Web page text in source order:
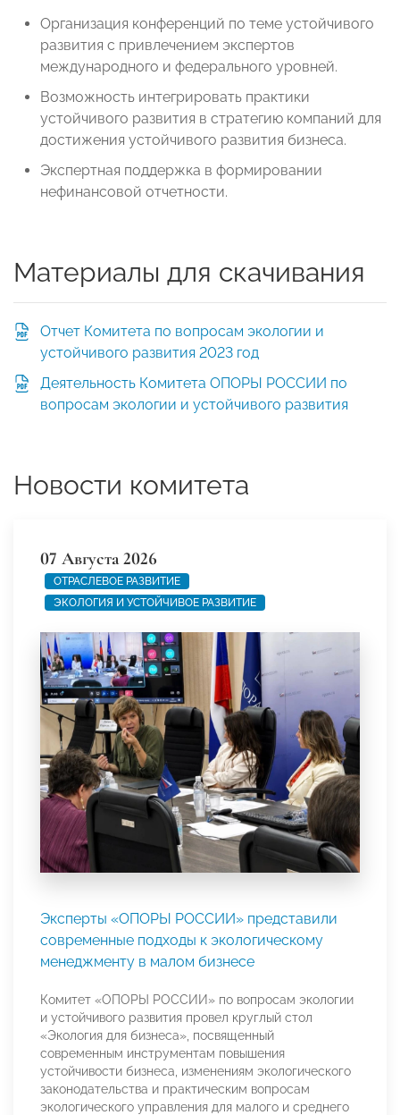
Организация конференций по теме устойчивого
развития с привлечением экспертов
международного и федерального уровней.
Возможность интегрировать практики
устойчивого развития в стратегию компаний для
достижения устойчивого развития бизнеса.
Экспертная поддержка в формировании
нефинансовой отчетности.
Материалы для скачивания
Отчет Комитета по вопросам экологии и
устойчивого развития 2023 год
Деятельность Комитета ОПОРЫ РОССИИ по
вопросам экологии и устойчивого развития
Новости комитета
07 Августа 2026
ОТРАСЛЕВОЕ РАЗВИТИЕ
ЭКОЛОГИЯ И УСТОЙЧИВОЕ РАЗВИТИЕ
Эксперты «ОПОРЫ РОССИИ» представили
современные подходы к экологическому
менеджменту в малом бизнесе
Комитет «ОПОРЫ РОССИИ» по вопросам экологии
и устойчивого развития провел круглый стол
«Экология для бизнеса», посвященный
современным инструментам повышения
устойчивости бизнеса, изменениям экологического
законодательства и практическим вопросам
экологического управления для малого и среднего